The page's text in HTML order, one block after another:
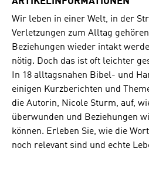
Wir leben in einer Welt, in der
Verletzungen zum Alltag
Beziehungen wieder intakt
nötig. Doch das ist oft leichter
In 18 alltagsnahen Bibel- und
einigen Kurzberichten und
die Autorin, Nicole Sturm, auf,
überwunden und Beziehungen
können. Erleben Sie, wie die
noch relevant sind und echte